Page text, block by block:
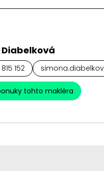
152
tohto makléra